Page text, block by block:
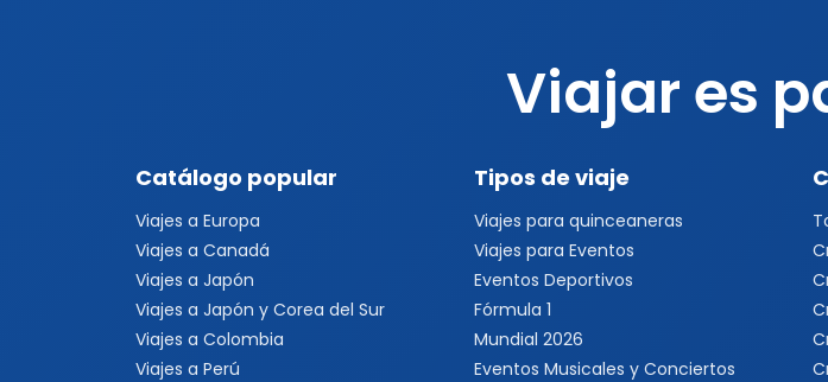
Viajar es
Catálogo popular
Viajes a Europa
Viajes a Canadá
Viajes a Japón
Viajes a Japón y Corea del Sur
Viajes a Colombia
Viajes a Perú
Tipos de viaje
Viajes para quinceaneras
Viajes para Eventos
Eventos Deportivos
Fórmula 1
Mundial 2026
Eventos Musicales y Conciertos